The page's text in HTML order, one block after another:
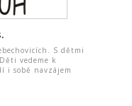
S dětmi
vedeme k
i sobě navzájem